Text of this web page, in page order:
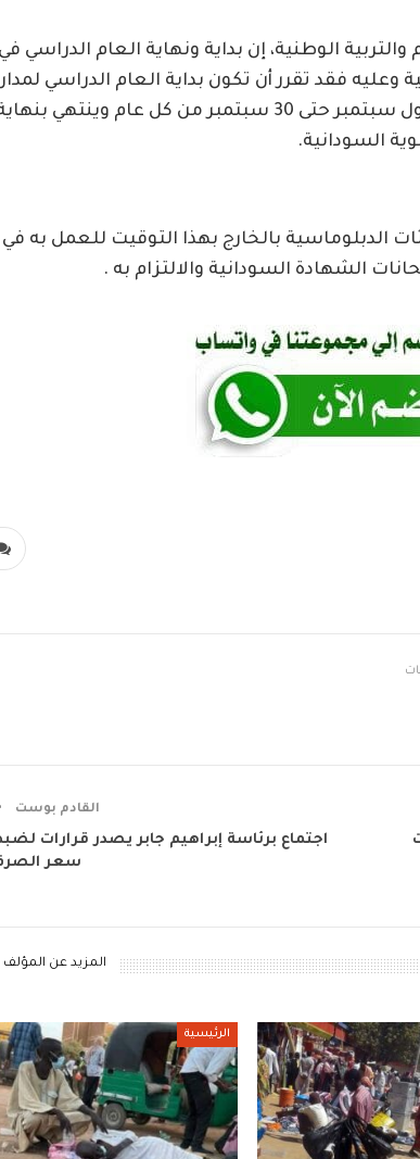
الوطنية، إن بداية ونهاية العام الدراسي في
فقد تقرر أن تكون بداية العام الدراسي
السودانية.
الدبلوماسية بالخارج بهذا التوقيت للعمل به في
الشهادة السودانية والالتزام به .
القادم بوست
اجتماع برئاسة إبراهيم جابر يصدر قرارات
سعر
المزيد عن المؤلف
الرئيسية